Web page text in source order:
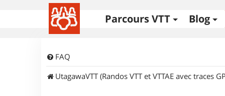
Parcours VTT Blog
FAQ
UtagawaVTT (Randos VTT et VTTAE avec traces